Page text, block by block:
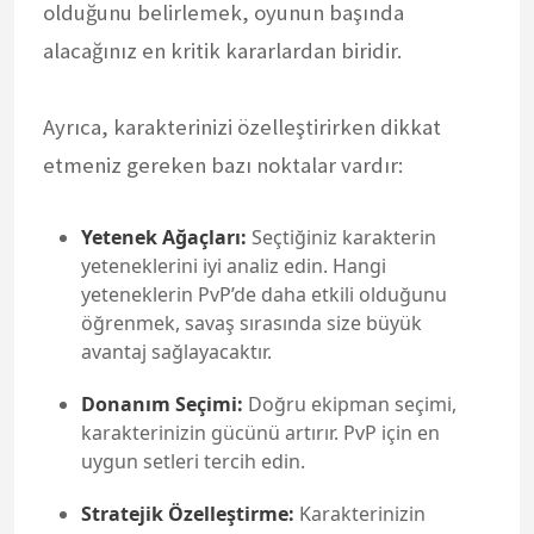
olduğunu belirlemek, oyunun başında
alacağınız en kritik kararlardan biridir.
Ayrıca, karakterinizi özelleştirirken dikkat
etmeniz gereken bazı noktalar vardır:
Yetenek Ağaçları: Seçtiğiniz karakterin
yeteneklerini iyi analiz edin. Hangi
yeteneklerin PvP’de daha etkili olduğunu
öğrenmek, savaş sırasında size büyük
avantaj sağlayacaktır.
Donanım Seçimi: Doğru ekipman seçimi,
karakterinizin gücünü artırır. PvP için en
uygun setleri tercih edin.
Stratejik Özelleştirme: Karakterinizin